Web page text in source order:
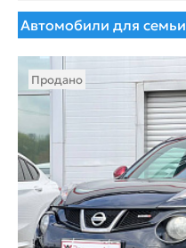
Автомобили для семьи
Продано